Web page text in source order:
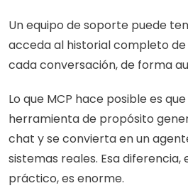
Un equipo de soporte puede
acceda al historial completo
cada conversación, de forma
Lo que MCP hace posible es
herramienta de propósito
chat y se convierta en un
sistemas reales. Esa
práctico, es enorme.